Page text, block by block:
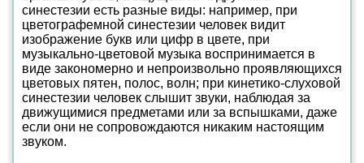
синестезии есть разные виды: например, при
цветографемной синестезии человек видит
изображение букв или цифр в цвете, при
музыкально-цветовой музыка воспринимается в
виде закономерно и непроизвольно проявляющихся
цветовых пятен, полос, волн; при кинетико-слуховой
синестезии человек слышит звуки, наблюдая за
движущимися предметами или за вспышками, даже
если они не сопровождаются никаким настоящим
звуком.